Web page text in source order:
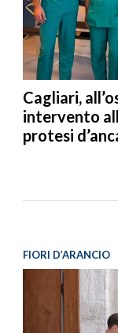
Cagliari,
intervento
protesi
FIORI D’ARANCIO